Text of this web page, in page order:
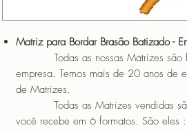
Matriz para Bordar Brasão Batizado -
Todas as nossas Matrizes são
empresa. Temos mais de 20 anos de
de Matrizes.
Todas as Matrizes vendidas são
você recebe em 6 formatos. São eles :